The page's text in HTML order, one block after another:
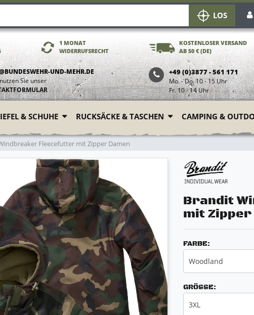
LOS
1 MONAT
WIDERRUFSRECHT
KOSTENLOSER VERSAND
AB 50 € (DE)
UND-MEHR.DE
Sie unser
+49 (0)3877 - 561 171
Mo. - Do. 10 - 15 Uhr
Fr. 10 - 14 Uhr
& SCHUHE RUCKSÄCKE & TASCHEN CAMPING &
Fleecefutter mit Zipper Damen
Brandit
mit Zipper
FARBE:
Woodland
GRÖSSE:
3XL